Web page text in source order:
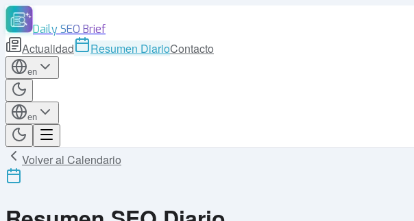
Daily SEO Brief
Actualidad Resumen DiarioContacto
en
en
Volver al Calendario